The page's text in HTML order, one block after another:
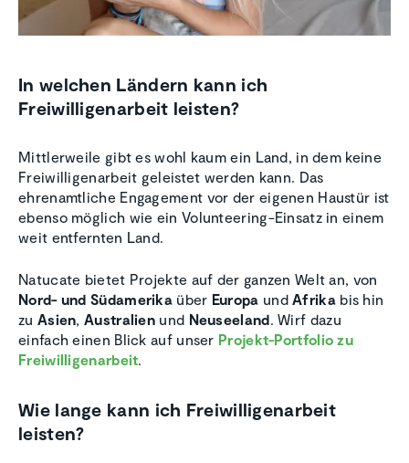
In welchen Ländern kann ich
Freiwilligenarbeit leisten?
Mittlerweile gibt es wohl kaum ein Land, in dem keine
Freiwilligenarbeit geleistet werden kann. Das
ehrenamtliche Engagement vor der eigenen Haustür ist
ebenso möglich wie ein Volunteering-Einsatz in einem
weit entfernten Land.
Natucate bietet Projekte auf der ganzen Welt an, von
Nord- und Südamerika über Europa undAfrikabis hin
zu Asien,Australien und Neuseeland. Wirf dazu
einfach einen Blick auf unser Projekt-Portfolio zu
Freiwilligenarbeit.
Wie lange kann ich Freiwilligenarbeit
leisten?